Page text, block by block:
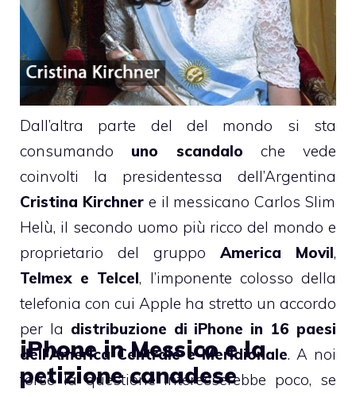
Dall’altra parte del del mondo si sta
consumando uno scandalo che vede
coinvolti la presidentessa dell’Argentina
Cristina Kirchnere il messicanoCarlos Slim
Helù, il secondo uomo più ricco del mondo e
proprietario del gruppo America Movil,
Telmex e Telcel, l’imponente colosso della
telefonia con cui Apple ha stretto un accordo
per la distribuzione di iPhone in 16 paesi
dell’America Centrale e Meridionale. A noi
forse la questione interesserebbe poco, se
iPhone in Messico e la
petizione canadese